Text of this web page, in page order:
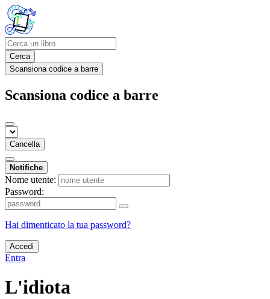
Cerca
Scansiona codice a barre
Scansiona codice a barre
Cancella
Notifiche
Nome utente:
Password:
Hai dimenticato la tua password?
Accedi
Entra
L'idiota